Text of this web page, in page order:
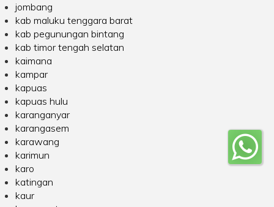
jombang
kab maluku tenggara barat
kab pegunungan bintang
kab timor tengah selatan
kaimana
kampar
kapuas
kapuas hulu
karanganyar
karangasem
karawang
karimun
karo
katingan
kaur